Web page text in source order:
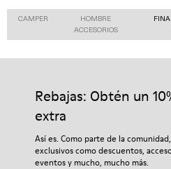
CAMPER
HOMBRE
ACCESORIOS
Rebajas: Obtén un
extra
Así es. Como parte de la
exclusivos como descuentos,
eventos y mucho, mucho más.